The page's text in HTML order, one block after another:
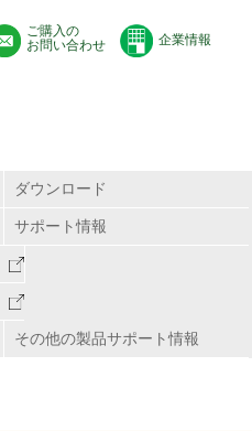
ご購入の
お問い合わせ
企業情報
ダウンロード
サポート情報
その他の製品サポート情報